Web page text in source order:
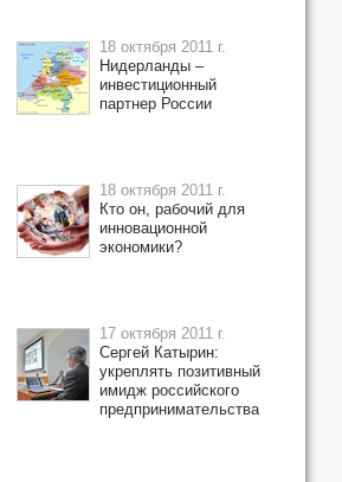
18 октября 2011 г.
Нидерланды –
инвестиционный
партнер России
18 октября 2011 г.
Кто он, рабочий для
инновационной
экономики?
17 октября 2011 г.
Сергей Катырин:
укреплять позитивный
имидж российского
предпринимательства